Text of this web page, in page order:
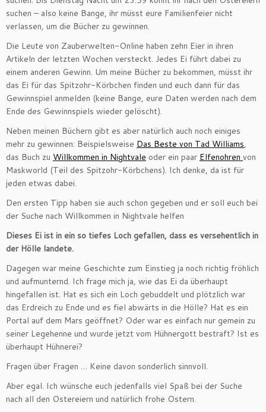
suchen – also keine Bange, ihr müsst eure Familienfeier nicht
verlassen, um die Bücher zu gewinnen.
Die Leute von Zauberwelten-Online haben zehn Eier in ihren
Artikeln der letzten Wochen versteckt. Jedes Ei führt dabei zu
einem anderen Gewinn. Um meine Bücher zu bekommen, müsst ihr
das Ei für das Spitzohr-Körbchen finden und euch dann für das
Gewinnspiel anmelden (keine Bange, eure Daten werden nach dem
Ende des Gewinnspiels wieder gelöscht).
Neben meinen Büchern gibt es aber natürlich auch noch einiges
mehr zu gewinnen: Beispielsweise Das Beste von Tad Williams,
das Buch zu Willkommen in Nightvale oder ein paar Elfenohren von
Maskworld (Teil des Spitzohr-Körbchens). Ich denke, da ist für
jeden etwas dabei.
Den ersten Tipp haben sie auch schon gegeben und er soll euch bei
der Suche nach Willkommen in Nightvale helfen
Dieses Ei ist in ein so tiefes Loch gefallen, dass es versehentlich in
der Hölle landete.
Dagegen war meine Geschichte zum Einstieg ja noch richtig fröhlich
und aufmunternd. Ich frage mich ja, wie das Ei da überhaupt
hingefallen ist. Hat es sich ein Loch gebuddelt und plötzlich war
das Erdreich zu Ende und es fiel abwärts in die Hölle? Hat es ein
Portal auf dem Mars geöffnet? Oder war es einfach nur gemein zu
seiner Legehenne und wurde jetzt vom Hühnergott bestraft? Ist es
überhaupt Hühnerei?
Fragen über Fragen … Keine davon sonderlich sinnvoll.
Aber egal. Ich wünsche euch jedenfalls viel Spaß bei der Suche
nach all den Ostereiern und natürlich frohe Ostern.